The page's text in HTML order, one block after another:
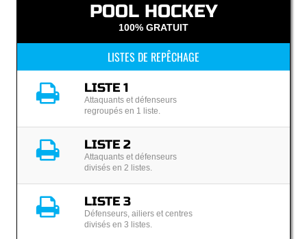
POOL HOCKEY
100% GRATUIT
LISTES DE REPÊCHAGE
LISTE 1
Attaquants et défenseurs
regroupés en 1 liste.
LISTE 2
Attaquants et défenseurs
divisés en 2 listes.
LISTE 3
Défenseurs, ailiers et centres
divisés en 3 listes.